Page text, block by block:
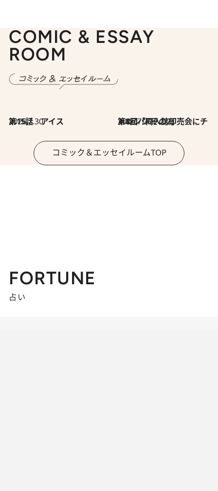
COMIC & ESSAY
ROOM
2026.7.30
第15話 アイス 2026.7.30
第8回「同人誌即売会にチャレンジ その2」
コミック＆エッセイルームTOP
FORTUNE
占い